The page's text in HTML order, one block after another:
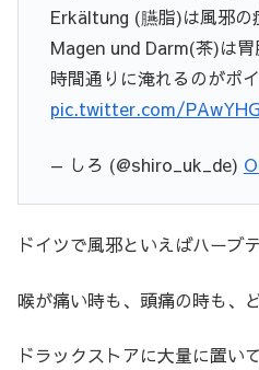
Erkältung (臙脂)は風邪の
Magen und Darm(茶)は胃
時間通りに淹れるのがポイ
pic.twitter.com/
— しろ (@shiro_uk_de)
ドイツで風邪といえばハーブ
喉が痛い時も、頭痛の時も、
ドラックストアに大量に置い